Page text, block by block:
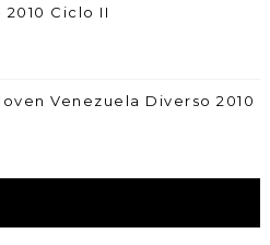
Ciclo II
Venezuela Diverso 2010